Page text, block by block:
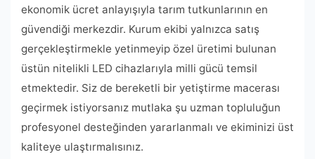
ekonomik ücret anlayışıyla tarım tutkunlarının en
güvendiği merkezdir. Kurum ekibi yalnızca satış
gerçekleştirmekle yetinmeyip özel üretimi bulunan
üstün nitelikli LED cihazlarıyla milli gücü temsil
etmektedir. Siz de bereketli bir yetiştirme macerası
geçirmek istiyorsanız mutlaka şu uzman topluluğun
profesyonel desteğinden yararlanmalı ve ekiminizi üst
kaliteye ulaştırmalısınız.